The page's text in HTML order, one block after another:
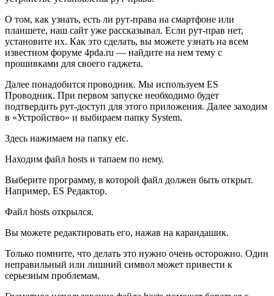
О том, как узнать, есть ли рут-права на смартфоне или
планшете, наш сайт уже рассказывал. Если рут-прав нет,
установите их. Как это сделать, вы можете узнать на всем
известном форуме 4pda.ru — найдите на нем тему с
прошивками для своего гаджета.
Далее понадобится проводник. Мы используем ES
Проводник. При первом запуске необходимо будет
подтвердить рут-доступ для этого приложения. Далее заходим
в «Устройство» и выбираем папку System.
Здесь нажимаем на папку etc.
Находим файл hosts и тапаем по нему.
Выберите программу, в которой файл должен быть открыт.
Например, ES Редактор.
Файл hosts открылся.
Вы можете редактировать его, нажав на карандашик.
Только помните, что делать это нужно очень осторожно. Один
неправильный или лишний символ может привести к
серьезным проблемам.